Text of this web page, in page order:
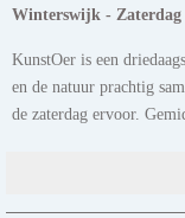
Winterswijk - Zaterdag
KunstOer is een
en de natuur prachtig
de zaterdag ervoor.